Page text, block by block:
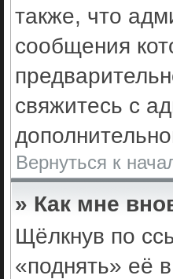
также, что
сообщения
свяжитесь с
Вернуться к
» Как мне
Щёлкнув по
«поднять» её